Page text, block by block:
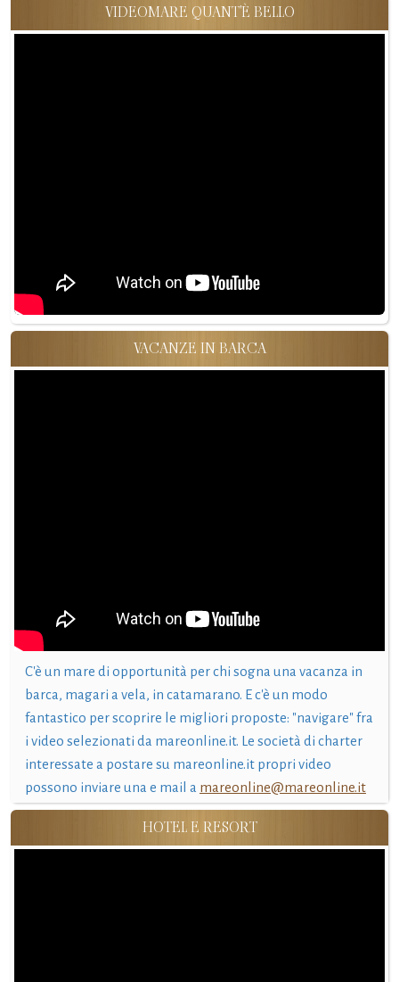
VIDEOMARE QUANT'È BELLO
VACANZE IN BARCA
C'è un mare di opportunità per chi sogna una vacanza in
barca, magari a vela, in catamarano. E c'è un modo
fantastico per scoprire le migliori proposte: "navigare" fra
i video selezionati da mareonline.it. Le società di charter
interessate a postare su mareonline.it propri video
possono inviare una e mail a mareonline@mareonline.it
HOTEL E RESORT